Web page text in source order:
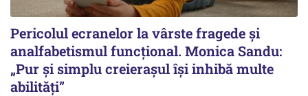
Pericolul ecranelor la vârste fragede și
analfabetismul funcțional. Monica Sandu:
„Pur și simplu creierașul își inhibă multe
abilități”